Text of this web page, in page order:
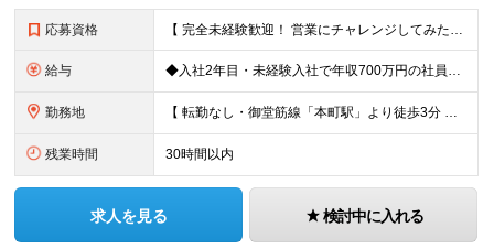
応募資格 【 完全未経験歓迎！ 営業にチャレンジしてみたい方歓迎 】 ◆学歴・経歴不問 ◆第二新卒歓迎 ◆人物重視の採用です！ ▼こんな方はぜひご応募ください ◎誠実な姿勢を持った方 ◎素直な方 ◎思いやり
給与 ◆入社2年目・未経験入社で年収700万円の社員も 月給：25万円～30万円＋賞与（年2回）＋インセンティブ(平均：月25万～70万)＋随時昇給 ※経験・スキルを考慮して決定いたします ※上記には固
勤務地 【 転勤なし・御堂筋線「本町駅」より徒歩3分 】 ■本社： 大阪府大阪市中央区淡路町3丁目6-3 御堂筋MTRビル1階 ≪アクセスの良さ抜群！≫ ★大阪の2大主要駅「淀屋橋」「本町」の ちょうど中
残業時間 30時間以内
求人を見る 検討中に入れる